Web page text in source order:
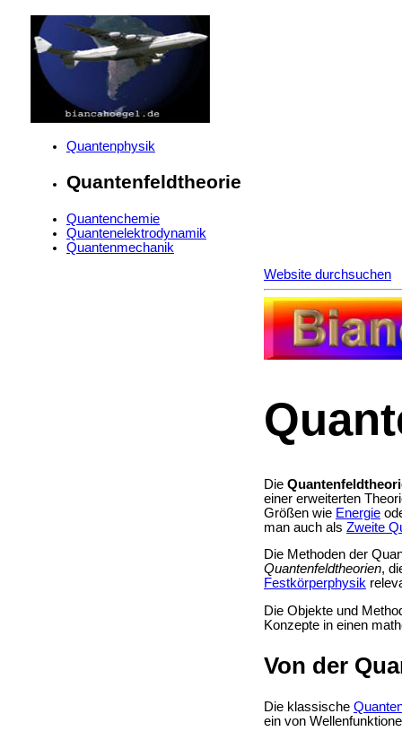
Quantenphysik
Quantenfeldtheorie
Quantenchemie
Quantenelektrodynamik
Quantenmechanik
Website durchsuchen
Die
einer erweiterten
Größen wie Energie
man auch als Zweite
Die Methoden der
Quantenfeldtheorien,
Festkörperphysik
Die Objekte und
Konzepte in einen
Von der
Die klassische
ein von